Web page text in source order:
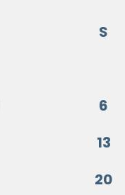
S
6
13
20